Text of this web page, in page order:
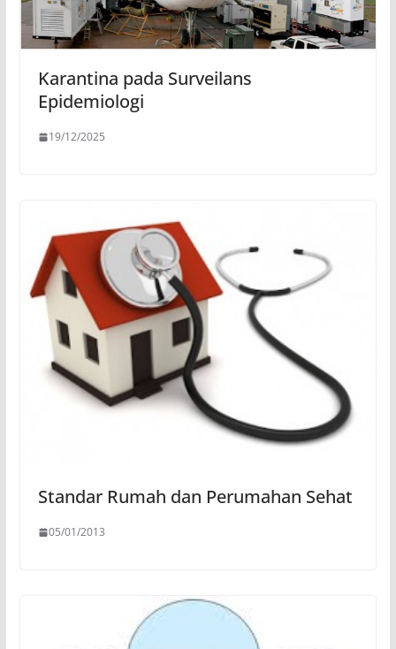
Karantina pada Surveilans
Epidemiologi
19/12/2025
Standar Rumah dan Perumahan Sehat
05/01/2013